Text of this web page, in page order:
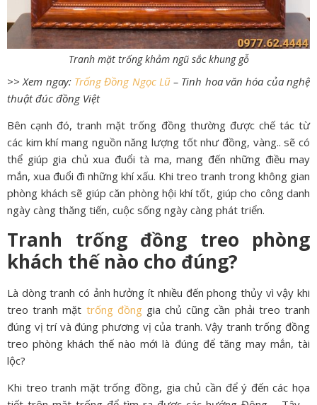
Tranh mặt trống khảm ngũ sắc khung gỗ
>> Xem ngay: Trống Đồng Ngọc Lũ – Tinh hoa văn hóa của nghệ
thuật đúc đồng Việt
Bên cạnh đó, tranh mặt trống đồng thường được chế tác từ
các kim khí mang nguồn năng lượng tốt như đồng, vàng.. sẽ có
thể giúp gia chủ xua đuổi tà ma, mang đến những điều may
mắn, xua đuổi đi những khí xấu. Khi treo tranh trong không gian
phòng khách sẽ giúp căn phòng hội khí tốt, giúp cho công danh
ngày càng thăng tiến, cuộc sống ngày càng phát triển.
Tranh trống đồng treo phòng
khách thế nào cho đúng?
Là dòng tranh có ảnh hưởng ít nhiều đến phong thủy vì vậy khi
treo tranh mặt trống đồnggia chủ cũng cần phải treo tranh
đúng vị trí và đúng phương vị của tranh. Vậy tranh trống đồng
treo phòng khách thế nào mới là đúng để tăng may mắn, tài
lộc?
Khi treo tranh mặt trống đồng, gia chủ cần để ý đến các họa